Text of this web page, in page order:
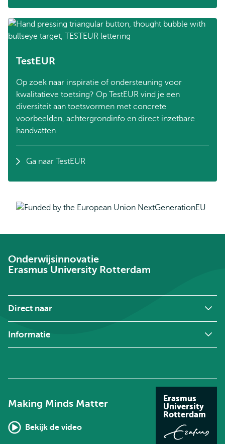
TestEUR
Op zoek naar inspiratie of ondersteuning voor
kwalitatieve toetsing? Op TestEUR vind je een
diversiteit aan toetsvormen met concrete
voorbeelden, achtergrondinfo en direct inzetbare
handvatten.
Ga naar TestEUR
Onderwijsinnovatie
Erasmus University Rotterdam
Direct naar
Informatie
Making Minds Matter
Bekijk de video
Erasmus
University
Rotterdam